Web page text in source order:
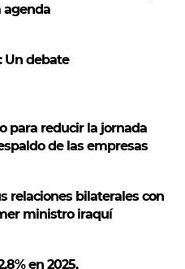
agenda
Un debate
para reducir la jornada
de las empresas
relaciones bilaterales con
ministro iraquí
en 2025,